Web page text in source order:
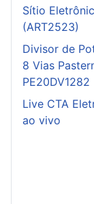
Sítio
(ART2523)
Divisor de
8 Vias
PE20DV1282
Live CTA
ao vivo